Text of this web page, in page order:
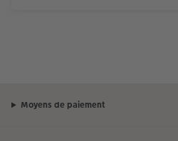
Moyens de paiement